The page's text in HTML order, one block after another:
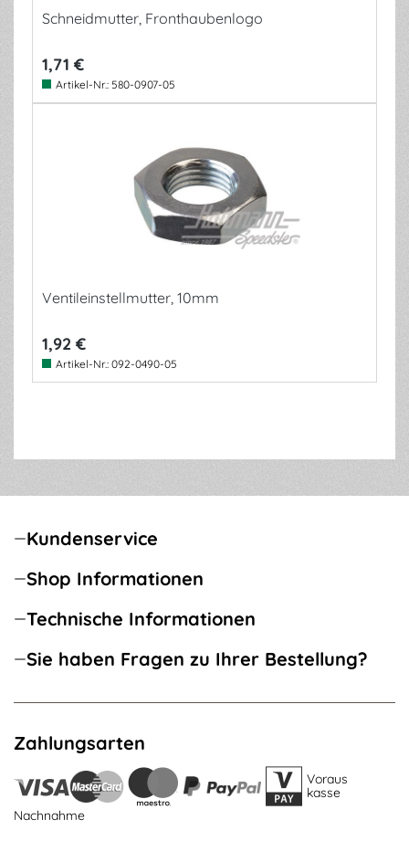
Schneidmutter, Fronthaubenlogo
1,71 €
Artikel-Nr.: 580-0907-05
Ventileinstellmutter, 10mm
1,92 €
Artikel-Nr.: 092-0490-05
Kundenservice
Shop Informationen
Technische Informationen
Sie haben Fragen zu Ihrer Bestellung?
Zahlungsarten
Voraus
kasse
Nachnahme